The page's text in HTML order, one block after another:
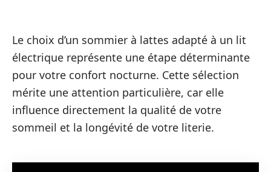
Le choix d’un sommier à lattes adapté à un lit
électrique représente une étape déterminante
pour votre confort nocturne. Cette sélection
mérite une attention particulière, car elle
influence directement la qualité de votre
sommeil et la longévité de votre literie.